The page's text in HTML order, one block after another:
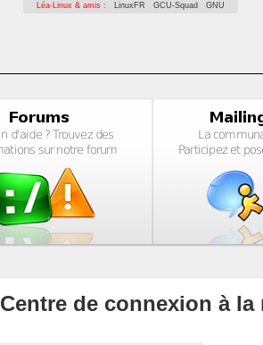
Léa-Linux & amis : LinuxFR GCU-Squad GNU
Centre de connexion à la